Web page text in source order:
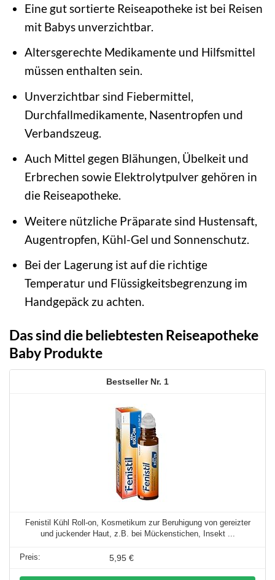
Eine gut sortierte Reiseapotheke ist bei Reisen
mit Babys unverzichtbar.
Altersgerechte Medikamente und Hilfsmittel
müssen enthalten sein.
Unverzichtbar sind Fiebermittel,
Durchfallmedikamente, Nasentropfen und
Verbandszeug.
Auch Mittel gegen Blähungen, Übelkeit und
Erbrechen sowie Elektrolytpulver gehören in
die Reiseapotheke.
Weitere nützliche Präparate sind Hustensaft,
Augentropfen, Kühl-Gel und Sonnenschutz.
Bei der Lagerung ist auf die richtige
Temperatur und Flüssigkeitsbegrenzung im
Handgepäck zu achten.
Das sind die beliebtesten Reiseapotheke
Baby Produkte
1
Fenistil Kühl Roll-on, Kosmetikum zur Beruhigung von gereizter
und juckender Haut, z.B. bei Mückenstichen, Insekt ...
5,95 €